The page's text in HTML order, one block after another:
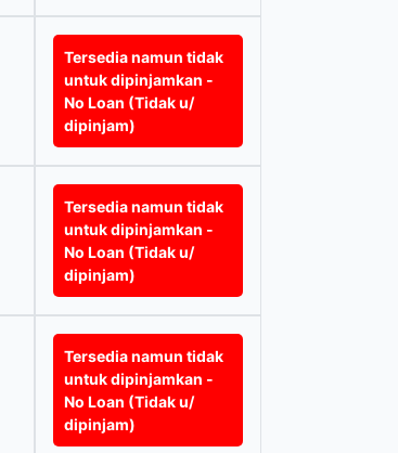
Tersedia namun tidak
untuk dipinjamkan -
No Loan (Tidak u/
dipinjam)
Tersedia namun tidak
untuk dipinjamkan -
No Loan (Tidak u/
dipinjam)
Tersedia namun tidak
untuk dipinjamkan -
No Loan (Tidak u/
dipinjam)